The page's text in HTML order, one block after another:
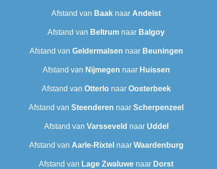
Afstand van Baak naar Andelst
Afstand van Beltrum naar Balgoy
Afstand van Geldermalsen naar Beuningen
Afstand van Nijmegen naar Huissen
Afstand van Otterlo naar Oosterbeek
Afstand van Steenderen naar Scherpenzeel
Afstand van Varsseveld naar Uddel
Afstand van Aarle-Rixtel naar Waardenburg
Afstand van Lage Zwaluwe naar Dorst